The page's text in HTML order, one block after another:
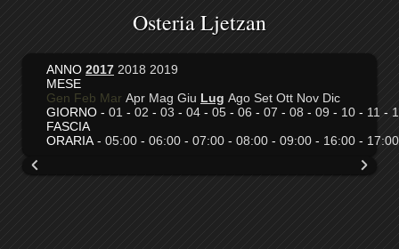
Osteria Ljetzan
ANNO 2017 2018 2019
MESE
Gen Feb Mar Apr Mag Giu Lug Ago Set Ott Nov Dic
GIORNO - 01 - 02 - 03 - 04 - 05 - 06 - 07 - 08 - 09 - 10 - 11 -
FASCIA
ORARIA - 05:00 - 06:00 - 07:00 - 08:00 - 09:00 - 16:00 - 17:00